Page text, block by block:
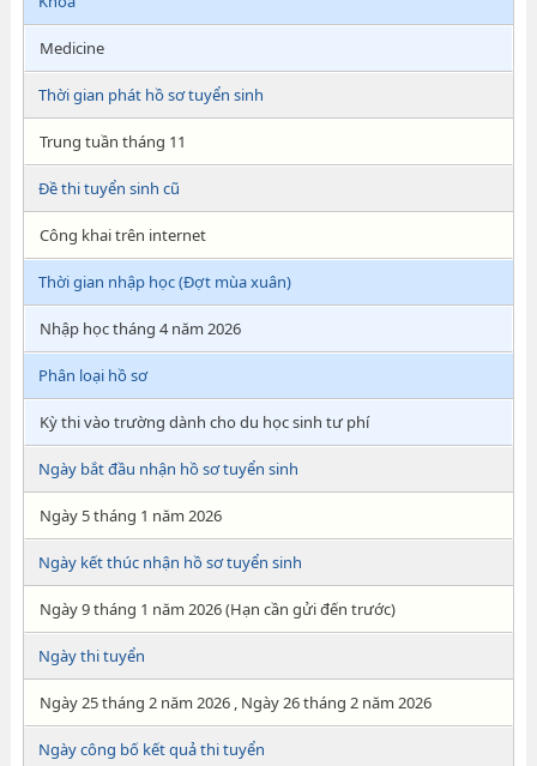
Medicine
Thời gian phát hồ sơ tuyển sinh
Trung tuần tháng 11
Đề thi tuyển sinh cũ
Công khai trên internet
Thời gian nhập học (Đợt mùa xuân)
Nhập học tháng 4 năm 2026
Phân loại hồ sơ
Kỳ thi vào trường dành cho du học sinh tư phí
Ngày bắt đầu nhận hồ sơ tuyển sinh
Ngày 5 tháng 1 năm 2026
Ngày kết thúc nhận hồ sơ tuyển sinh
Ngày 9 tháng 1 năm 2026 (Hạn cần gửi đến trước)
Ngày thi tuyển
Ngày 25 tháng 2 năm 2026 , Ngày 26 tháng 2 năm 2026
Ngày công bố kết quả thi tuyển